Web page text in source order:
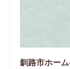
釧路市ホー